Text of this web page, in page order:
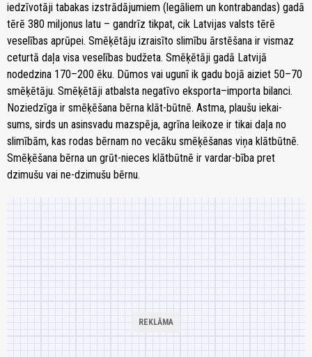
iedzīvotāji tabakas izstrādājumiem (legāliem un kontrabandas) gadā
tērē 380 miljonus latu – gandrīz tikpat, cik Latvijas valsts tērē
veselības aprūpei. Smēķētāju izraisīto slimību ārstēšana ir vismaz
ceturtā daļa visa veselības budžeta. Smēķētāji gadā Latvijā
nodedzina 170–200 ēku. Dūmos vai ugunī ik gadu bojā aiziet 50–70
smēķētāju. Smēķētāji atbalsta negatīvo eksporta–importa bilanci.
Noziedzīga ir smēķēšana bērna klāt-būtnē. Astma, plaušu iekai-
sums, sirds un asinsvadu mazspēja, agrīna leikoze ir tikai daļa no
slimībām, kas rodas bērnam no vecāku smēķēšanas viņa klātbūtnē.
Smēķēšana bērna un grūt-nieces klātbūtnē ir vardar-bība pret
dzimušu vai ne-dzimušu bērnu.